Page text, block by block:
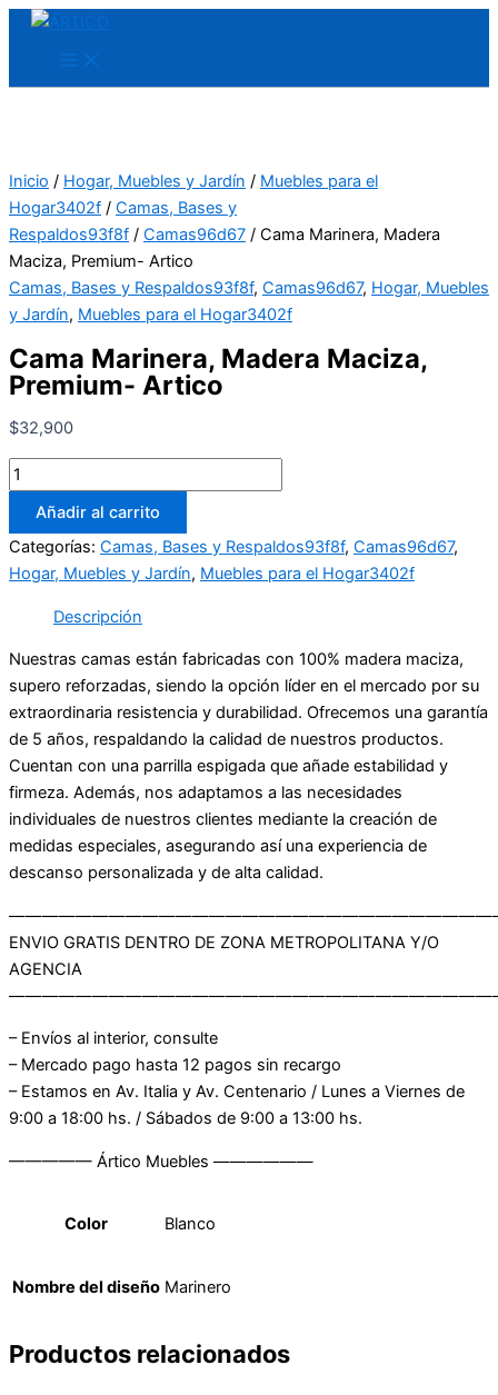
Ir
Inicio / Hogar, Muebles y Jardín / Muebles para el
Hogar3402f / Camas, Bases y
Respaldos93f8f / Camas96d67 / Cama Marinera, Madera
Maciza, Premium- Artico
Camas, Bases y Respaldos93f8f, Camas96d67, Hogar, Muebles
y Jardín, Muebles para el Hogar3402f
Cama Marinera, Madera Maciza,
Premium- Artico
$32,900
Cama
Maciza,
cantidad
Añadir al carrito
Categorías: Camas, Bases y Respaldos93f8f, Camas96d67,
Hogar, Muebles y Jardín, Muebles para el Hogar3402f
Descripción
Nuestras camas están fabricadas con 100% madera maciza,
supero reforzadas, siendo la opción líder en el mercado por su
extraordinaria resistencia y durabilidad. Ofrecemos una garantía
de 5 años, respaldando la calidad de nuestros productos.
Cuentan con una parrilla espigada que añade estabilidad y
firmeza. Además, nos adaptamos a las necesidades
individuales de nuestros clientes mediante la creación de
medidas especiales, asegurando así una experiencia de
descanso personalizada y de alta calidad.
ENVIO GRATIS DENTRO DE ZONA METROPOLITANA Y/O
AGENCIA
– Envíos al interior, consulte
– Mercado pago hasta 12 pagos sin recargo
– Estamos en Av. Italia y Av. Centenario / Lunes a Viernes de
9:00 a 18:00 hs. / Sábados de 9:00 a 13:00 hs.
————— Ártico Muebles ——————
Color Blanco
Nombre del diseño Marinero
Productos relacionados